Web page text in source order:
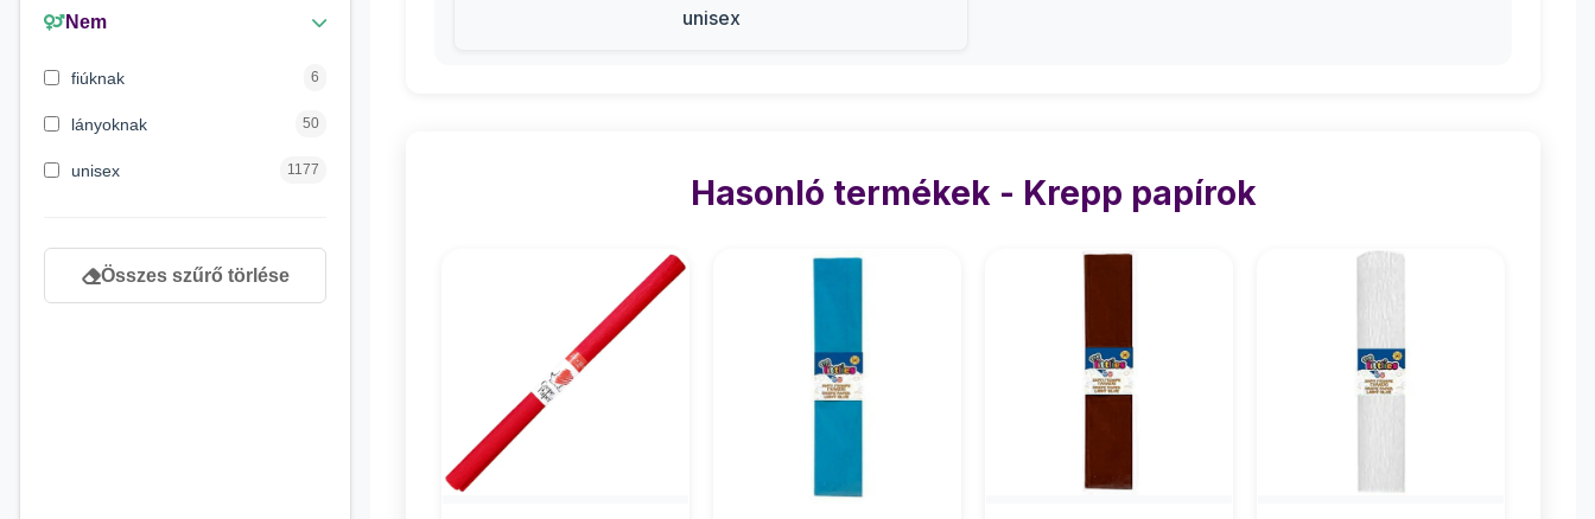
6 éves kortól 428
Nem
fiúknak 6
lányoknak 50
unisex 1177
Összes szűrő törlése
unisex
Hasonló termékek - Krepp papírok